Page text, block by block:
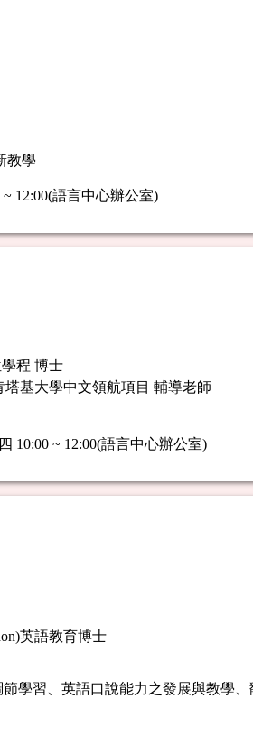
教學
12:00(語言中心辦公室)
程 博士
基大學中文領航項目 輔導老師
10:00 ~ 12:00(語言中心辦公室)
英語教育博士
學習、英語口說能力之發展與教學